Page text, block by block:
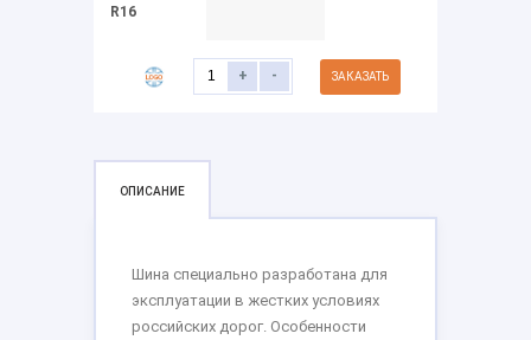
R16
+ - ЗАКАЗАТЬ
ОПИСАНИЕ
Шина специально разработана для
эксплуатации в жестких условиях
российских дорог. Особенности